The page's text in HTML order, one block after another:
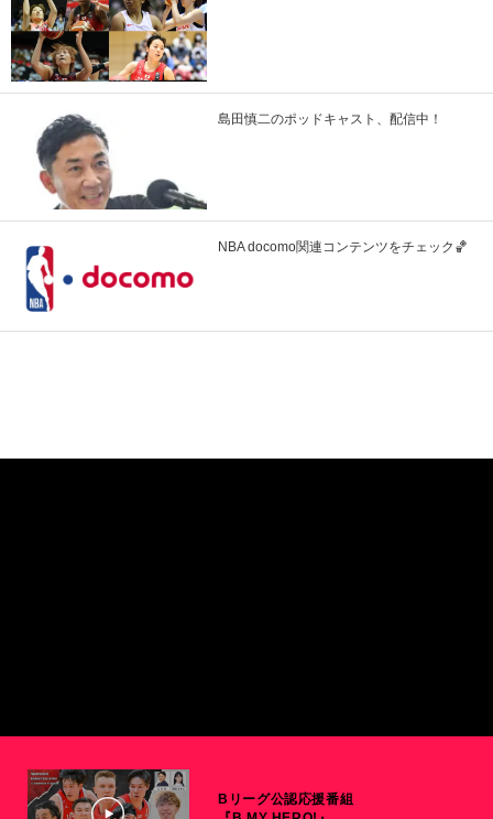
島田慎二のポッドキャスト、配信中！
NBA docomo関連コンテンツをチェック🏀
Bリーグ公認応援番組